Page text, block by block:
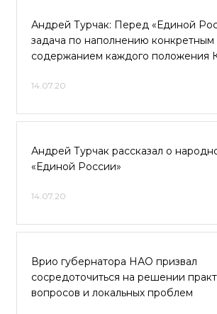
Андрей Турчак: Перед «Единой
задача по наполнению конкретным
содержанием каждого положения
14.07.20
Андрей Турчак рассказал о
«Единой России»
14.07.20
Врио губернатора НАО призвал
сосредоточиться на решении
вопросов и локальных проблем